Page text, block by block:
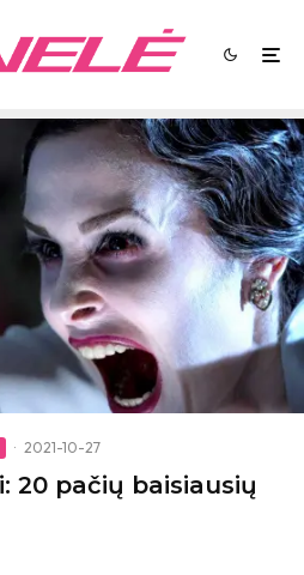
· 2021-10-27
20 pačių baisiausių